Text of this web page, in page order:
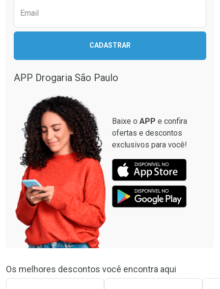
Email
CADASTRAR
APP Drogaria São Paulo
Baixe o APP e confira
ofertas e descontos
exclusivos para você!
Os melhores descontos você encontra aqui